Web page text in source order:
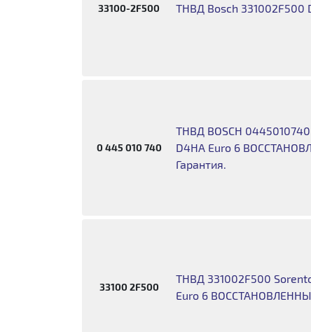
33100-2F500 ТНВД Bosch 331002F500
0 445 010 740
ТНВД BOSCH
D4HA Euro 6
Гарантия.
33100 2F500
ТНВД 331002F500
Euro 6